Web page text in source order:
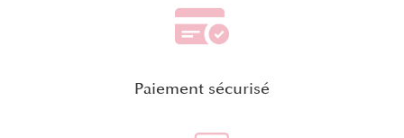
Paiement sécurisé